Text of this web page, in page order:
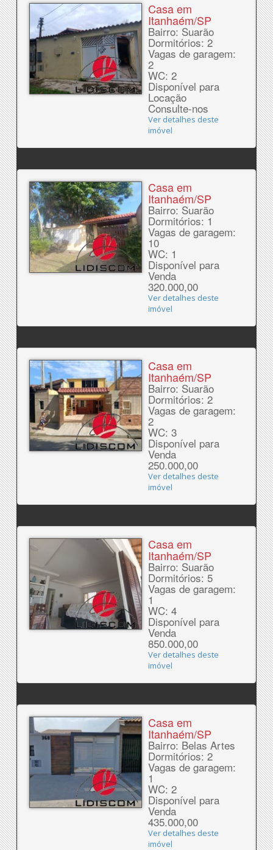
Casa em
Itanhaém/SP
Bairro: Suarão
Dormitórios: 2
Vagas de garagem:
2
WC: 2
Disponível para
Locação
Consulte-nos
Ver detalhes deste
imóvel
Casa em
Itanhaém/SP
Bairro: Suarão
Dormitórios: 1
Vagas de garagem:
10
WC: 1
Disponível para
Venda
320.000,00
Ver detalhes deste
imóvel
Casa em
Itanhaém/SP
Bairro: Suarão
Dormitórios: 2
Vagas de garagem:
2
WC: 3
Disponível para
Venda
250.000,00
Ver detalhes deste
imóvel
Casa em
Itanhaém/SP
Bairro: Suarão
Dormitórios: 5
Vagas de garagem:
1
WC: 4
Disponível para
Venda
850.000,00
Ver detalhes deste
imóvel
Casa em
Itanhaém/SP
Bairro: Belas Artes
Dormitórios: 2
Vagas de garagem:
1
WC: 2
Disponível para
Venda
435.000,00
Ver detalhes deste
imóvel